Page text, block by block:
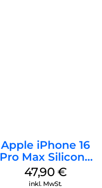
Apple iPhone 16
Pro Max Silicone
Case MagSafe
Black
47,90 €
inkl. MwSt.